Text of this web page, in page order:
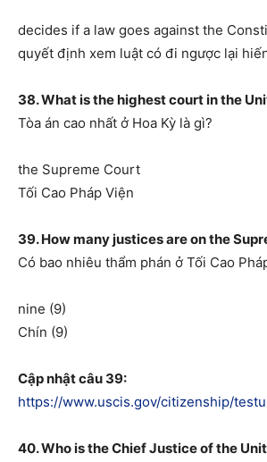
decides if a law goes against the
quyết định xem luật có đi ngược lại
38. What is the highest court in the
Tòa án cao nhất ở Hoa Kỳ là gì?
the Supreme Court
Tối Cao Pháp Viện
39. How many justices are on the
Có bao nhiêu thẩm phán ở Tối Cao
nine (9)
Chín (9)
Cập nhật câu 39:
https://www.uscis.gov/citizenship/
40. Who is the Chief Justice of the